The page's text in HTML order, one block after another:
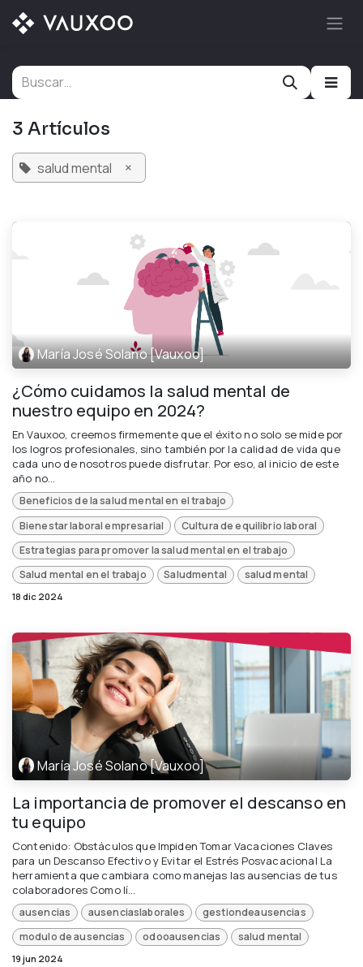
Ir al contenido
3 Artículos
salud mental ×
María José Solano [Vauxoo]
¿Cómo cuidamos la salud mental de
nuestro equipo en 2024?
En Vauxoo, creemos firmemente que el éxito no solo se mide por
los logros profesionales, sino también por la calidad de vida que
cada uno de nosotros puede disfrutar. Por eso, al inicio de este
año no...
Beneficios de la salud mental en el trabajo
Bienestar laboral empresarial
Cultura de equilibrio laboral
Estrategias para promover la salud mental en el trabajo
Salud mental en el trabajo
Saludmental salud mental
18 dic 2024
María José Solano [Vauxoo]
La importancia de promover el descanso en
tu equipo
Contenido: Obstáculos que Impiden Tomar Vacaciones Claves
para un Descanso Efectivo y Evitar el Estrés Posvacacional La
herramienta que cambiara como manejas las ausencias de tus
colaboradores Como lí...
ausencias ausenciaslaborales
gestiondeausencias
modulo de ausencias
odooausencias salud mental
19 jun 2024